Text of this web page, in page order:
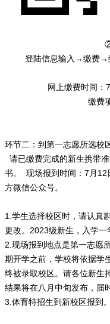
②
登陆信息输入→缴费→
网上缴费时间
缴费
环节二：到第一志愿所选校
请已缴费完成的新生携带
书。 现场报到时间：7月12
方微信公众号。
1.学生选择校区时，请认真
更改。2023级新生，入学一
2.现场报到地点是第一志愿
期开学之前，学校将依据学
终被录取校区。请各位新生
结果将在八月中旬发布，届
3.体育特招生到新校区报到。